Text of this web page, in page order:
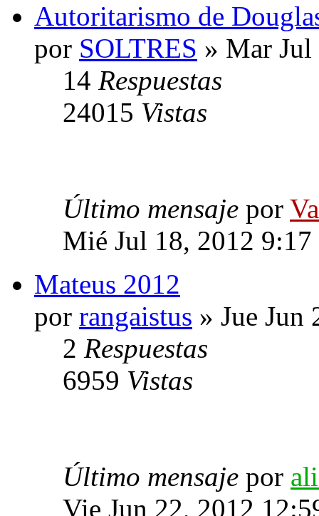
Autoritarismo de
por SOLTRES » Mar
14 Respuestas
24015 Vistas
Último mensaje por
Mié Jul 18, 2012 9:17
Mateus 2012
por rangaistus » Jue Jun
2 Respuestas
6959 Vistas
Último mensaje por
Vie Jun 22, 2012